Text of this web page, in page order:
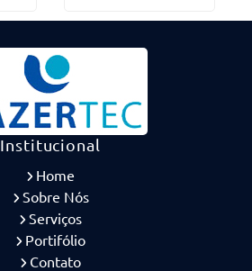
Institucional
Home
Sobre Nós
Serviços
Portifólio
Contato